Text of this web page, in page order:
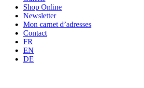
Shop Online
Newsletter
Mon carnet d’adresses
Contact
FR
EN
DE